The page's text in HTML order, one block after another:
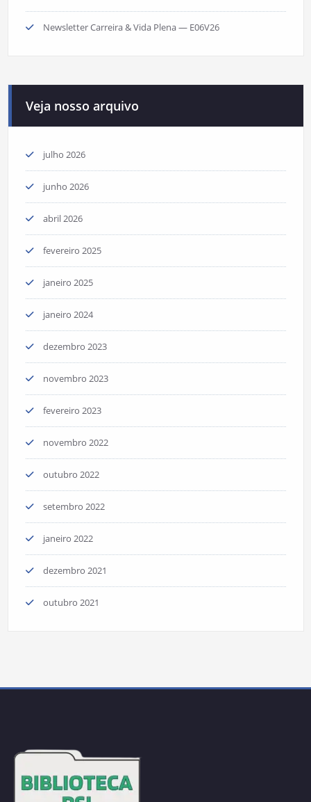
Newsletter Carreira & Vida Plena — E06V26
Veja nosso arquivo
julho 2026
junho 2026
abril 2026
fevereiro 2025
janeiro 2025
janeiro 2024
dezembro 2023
novembro 2023
fevereiro 2023
novembro 2022
outubro 2022
setembro 2022
janeiro 2022
dezembro 2021
outubro 2021